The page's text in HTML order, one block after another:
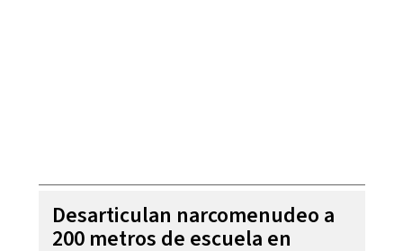
Desarticulan narcomenudeo a
200 metros de escuela en